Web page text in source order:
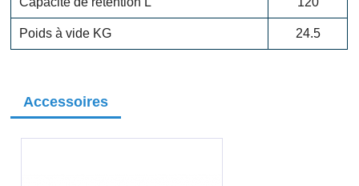
Poids à vide KG 24.5
Accessoires